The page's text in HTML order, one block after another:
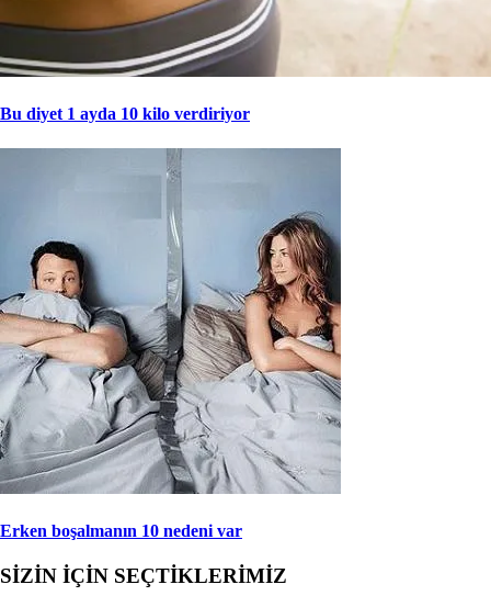
Bu diyet 1 ayda 10 kilo verdiriyor
Erken boşalmanın 10 nedeni var
SİZİN İÇİN SEÇTİKLERİMİZ